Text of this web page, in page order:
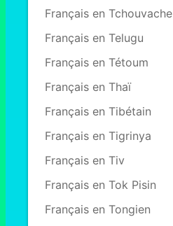
Français en Tchouvache
Français en Telugu
Français en Tétoum
Français en Thaï
Français en Tibétain
Français en Tigrinya
Français en Tiv
Français en Tok Pisin
Français en Tongien